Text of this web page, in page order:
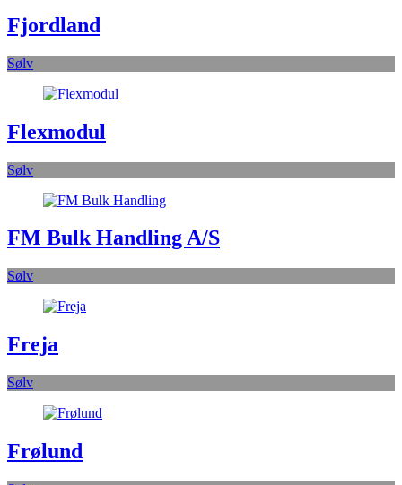
Fjordland
Sølv
Flexmodul
Sølv
FM Bulk Handling A/S
Sølv
Freja
Sølv
Frølund